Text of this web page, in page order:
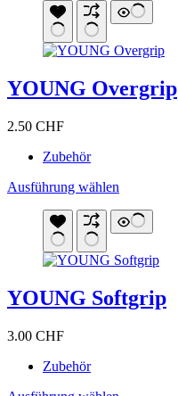
weist
mehrere
auf.
Optionen
können
YOUNG Overgrip
2.50 CHF
Zubehör
Ausführung wählen
weist
mehrere
auf.
Optionen
können
YOUNG Softgrip
3.00 CHF
Zubehör